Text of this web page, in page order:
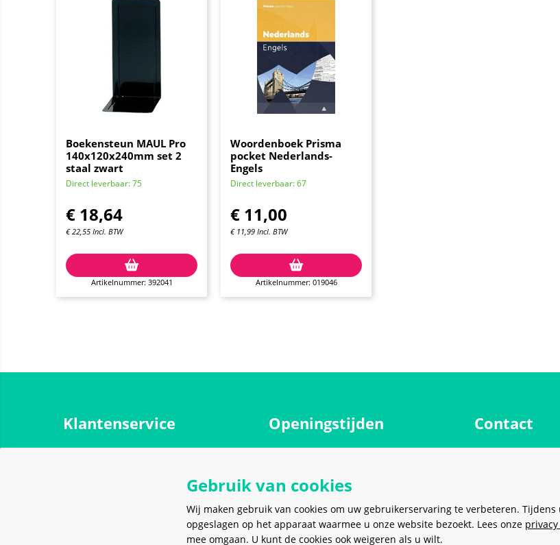
Boekensteun MAUL Pro
140x120x240mm set 2
staal zwart
Direct leverbaar: 75
€ 18,64
€22,55 Incl. BTW
Artikelnummer: 392041
Woordenboek Prisma
pocket Nederlands-
Engels
Direct leverbaar: 67
€ 11,00
€ 11,99 Incl. BTW
Artikelnummer: 019046
Klantenservice Openingstijden
Dinsdag
9.00 - 17.00 uur
Woensdag
9.00 - 17.00 uur
Donderdag
9.00 - 17.00 uur
Contact
Gebruik van cookies
Wij maken gebruik van cookies om uw gebruikerservaring te verbeteren.
opgeslagen op het apparaat waarmee u onze website bezoekt. Lees onze
mee omgaan. U kunt de cookies ook weigeren als u wilt.